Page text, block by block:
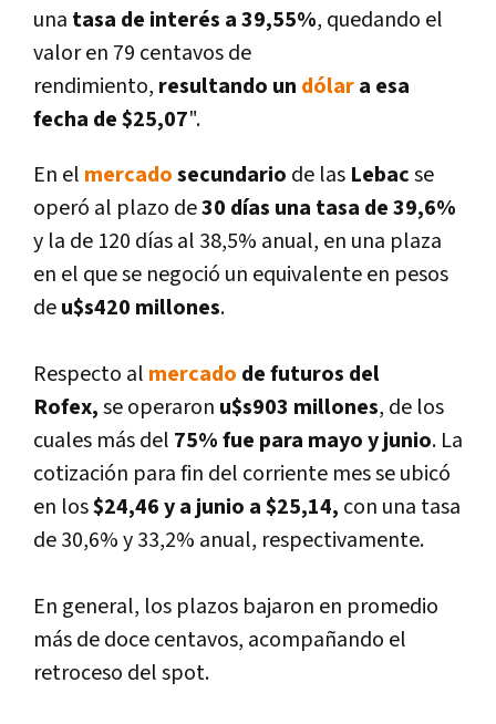
una tasa de interés a 39,55%, quedando el
valor en 79 centavos de
rendimiento, resultando un dólara esa
fecha de $25,07".
En el mercadosecundario de las Lebacse
operó al plazo de30 dí­as una tasa de 39,6%
y la de 120 dí­as al 38,5% anual, en una plaza
en el que se negoció un equivalente en pesos
deu$s420 millones.
Respecto al mercado de futuros del
Rofex,se operaron u$s903 millones, de los
cuales más del 75% fue para mayo y junio. La
cotización para fin del corriente messe ubicó
en los$24,46y a junio a $25,14, con una tasa
de 30,6% y 33,2% anual, respectivamente.
En general, los plazos bajaron en promedio
más de doce centavos, acompañando el
retroceso del spot.